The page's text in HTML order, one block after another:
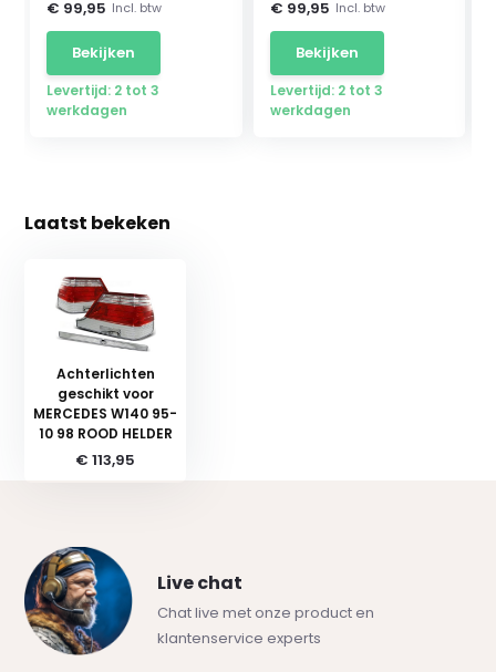
€ 99,95 Incl. btw
Bekijken
Levertijd: 2 tot 3
werkdagen
€ 99,95 Incl. btw
Bekijken
Levertijd: 2 tot 3
werkdagen
Laatst bekeken
Achterlichten
geschikt voor
MERCEDES W140 95-
10 98 ROOD HELDER
€ 113,95
Live chat
Chat live met onze product en
klantenservice experts